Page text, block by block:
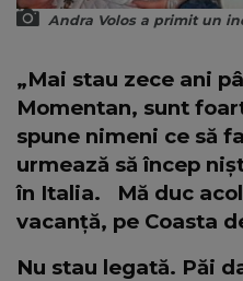
Andra Volos a primit un
„Mai stau zece ani
Momentan, sunt
spune nimeni ce să
urmează să încep
în Italia. Mă duc
vacanță, pe Coasta
Nu stau legată. Păi